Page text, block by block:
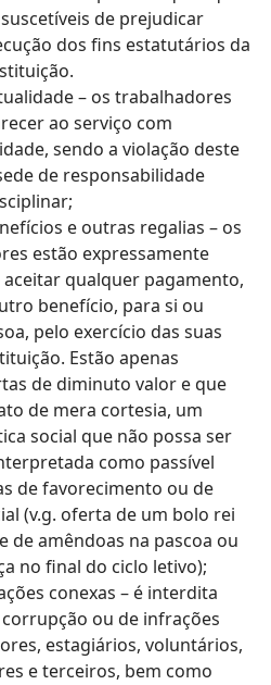
de prejudicar
dos fins estatutários da
– os trabalhadores
ao serviço com
sendo a violação deste
de responsabilidade
e outras regalias – os
estão expressamente
qualquer pagamento,
benefício, para si ou
pelo exercício das suas
Estão apenas
de diminuto valor e que
de mera cortesia, um
social que não possa ser
como passível
de favorecimento ou de
(v.g. oferta de um bolo rei
de amêndoas na pascoa ou
no final do ciclo letivo);
conexas – é interdita
ou de infrações
estagiários, voluntários,
e terceiros, bem como